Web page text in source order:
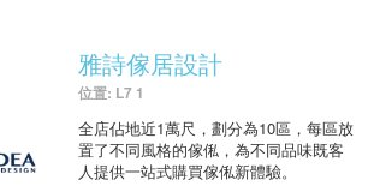
雅詩傢居設計
位置: L7 1
全店佔地近1萬尺，劃分為10區，每區放
置了不同風格的傢俬，為不同品味既客
人提供一站式購買傢俬新體驗。